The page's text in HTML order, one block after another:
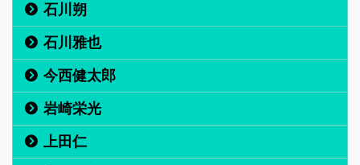
石川朔
石川雅也
今西健太郎
岩崎栄光
上田仁